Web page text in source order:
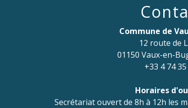
Commune de
12 route de
01150 Vaux-en-
+33 4 74
Horaires
Secrétariat ouvert de 8h à 12h les